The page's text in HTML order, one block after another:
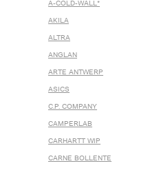
A-COLD-WALL*
AKILA
ALTRA
ANGLAN
ARTE ANTWERP
ASICS
C.P. COMPANY
CAMPERLAB
CARHARTT WIP
CARNE BOLLENTE